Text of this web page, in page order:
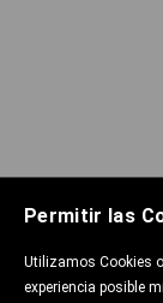
Permitir las
Utilizamos Cookies
experiencia posible